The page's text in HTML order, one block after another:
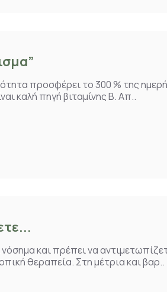
προσφέρει το 300 % της
καλή πηγή βιταμίνης Β. Απ..
και πρέπει να
θεραπεία. Στη μέτρια και βαρ..